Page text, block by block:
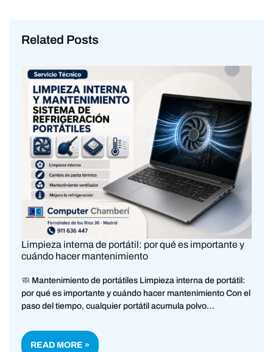
Related Posts
Limpieza interna de portátil: por qué es importante y
cuándo hacer mantenimiento
🧼 Mantenimiento de portátiles Limpieza interna de portátil:
por qué es importante y cuándo hacer mantenimiento Con el
paso del tiempo, cualquier portátil acumula polvo…
READ MORE »